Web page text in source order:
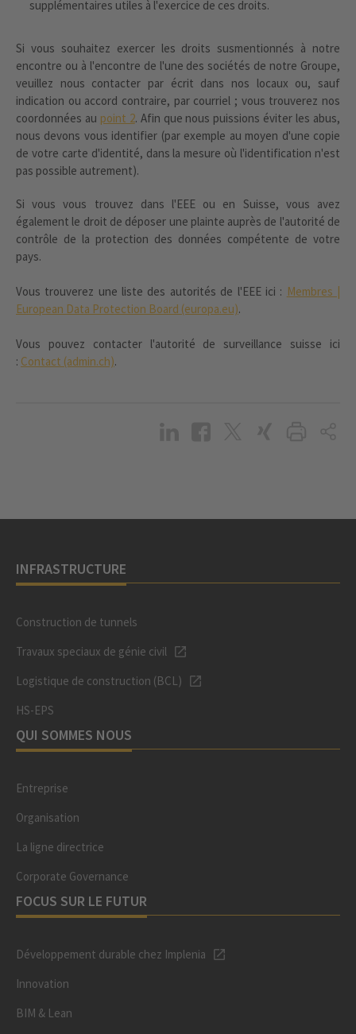
supplémentaires utiles à l'exercice de ces droits.
Si vous souhaitez exercer les droits susmentionnés à notre
encontre ou à l'encontre de l'une des sociétés de notre Groupe,
veuillez nous contacter par écrit dans nos locaux ou, sauf
indication ou accord contraire, par courriel ; vous trouverez nos
coordonnées au point 2. Afin que nous puissions éviter les abus,
nous devons vous identifier (par exemple au moyen d'une copie
de votre carte d'identité, dans la mesure où l'identification n'est
pas possible autrement).
Si vous vous trouvez dans l'EEE ou en Suisse, vous avez
également le droit de déposer une plainte auprès de l'autorité de
contrôle de la protection des données compétente de votre
pays.
Vous trouverez une liste des autorités de l'EEE ici : Membres |
European Data Protection Board (europa.eu).
Vous pouvez contacter l'autorité de surveillance suisse ici
: Contact (admin.ch).
INFRASTRUCTURE
Construction de tunnels
Travaux speciaux de génie civil
Logistique de construction (BCL)
HS-EPS
QUI SOMMES NOUS
Entreprise
Organisation
La ligne directrice
Corporate Governance
FOCUS SUR LE FUTUR
Développement durable chez Implenia
Innovation
BIM & Lean